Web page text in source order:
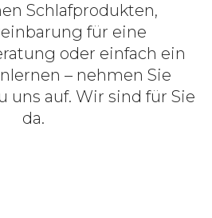
Schlafprodukten,
für eine
oder einfach ein
– nehmen Sie
uns auf. Wir sind für Sie
da.